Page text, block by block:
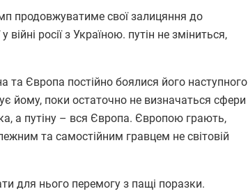
продовжуватиме свої залицяння до
росії з Україною. путін не зміниться,
та Європа постійно боялися його наступного
йому, поки остаточно не визначаться сфери
а путіну – вся Європа. Європою грають,
та самостійним гравцем не світовій
для нього перемогу з пащі поразки.